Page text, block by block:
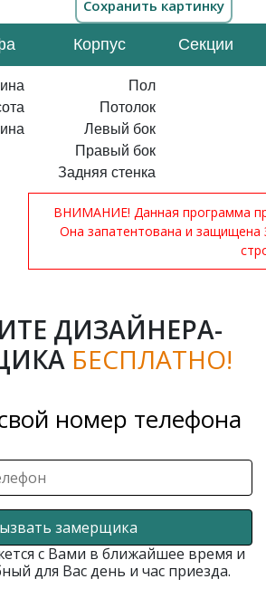
Корпус Секции
Пол
Потолок
Левый бок
Правый бок
Задняя стенка
ВНИМАНИЕ! Данная программа
Она запатентована и
ДИЗАЙНЕРА-
БЕСПЛАТНО!
номер телефона
замерщика
с Вами в ближайшее время и
для Вас день и час приезда.